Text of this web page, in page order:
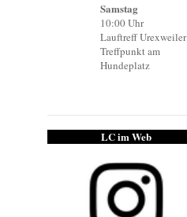
Samstag
10:00 Uhr
Lauftreff Urexweiler
Treffpunkt am
Hundeplatz
LC im Web